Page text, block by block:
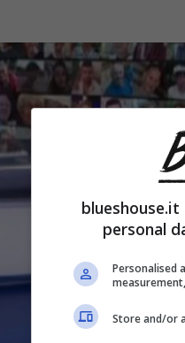
personal
Personalised
Store and/or